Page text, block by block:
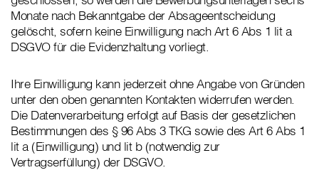
Monate nach Bekanntgabe der Absageentscheidung
gelöscht, sofern keine Einwilligung nach Art 6 Abs 1 lit a
DSGVO für die Evidenzhaltung vorliegt.
Ihre Einwilligung kann jederzeit ohne Angabe von Gründen
unter den oben genannten Kontakten widerrufen werden.
Die Datenverarbeitung erfolgt auf Basis der gesetzlichen
Bestimmungen des § 96 Abs 3 TKG sowie des Art 6 Abs 1
lit a (Einwilligung) und lit b (notwendig zur
Vertragserfüllung) der DSGVO.